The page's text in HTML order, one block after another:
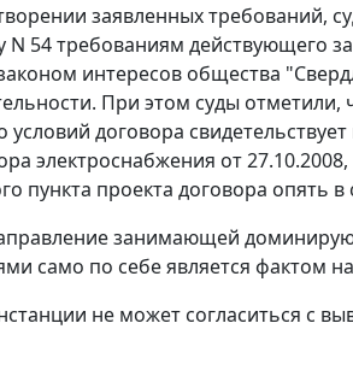
заявленных требований,
N 54 требованиям действующего
интересов общества
При этом суды
условий договора
электроснабжения от
пункта проекта договора опять в
занимающей
само по себе является фактом
не может согласиться с